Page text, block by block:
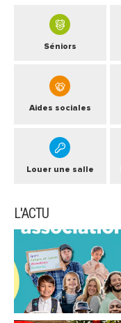
Séniors
Aides sociales
Louer une salle
L'ACTU